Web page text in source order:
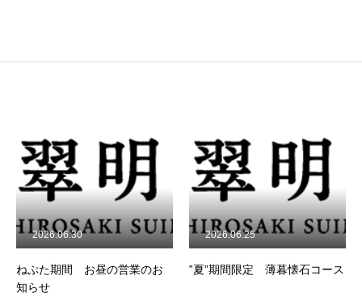
ねぷた期間 お昼の営業のお
知らせ
2026.06.30
‟夏”期間限定 薄暮懐石コース
2026.06.25